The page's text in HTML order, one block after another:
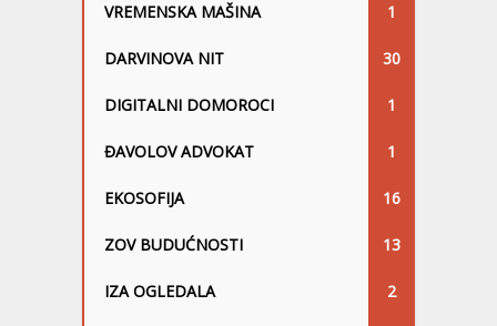
VREMENSKA MAŠINA 1
DARVINOVA NIT 30
DIGITALNI DOMOROCI 1
ĐAVOLOV ADVOKAT 1
EKOSOFIJA 16
ZOV BUDUĆNOSTI 13
IZA OGLEDALA 2